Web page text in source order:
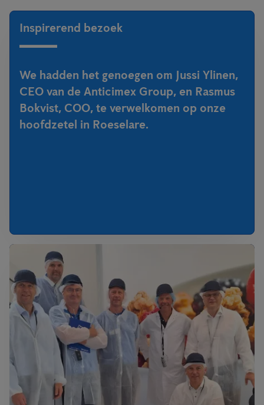
Inspirerend bezoek
We hadden het genoegen om Jussi Ylinen,
CEO van de Anticimex Group, en Rasmus
Bokvist, COO, te verwelkomen op onze
hoofdzetel in Roeselare.